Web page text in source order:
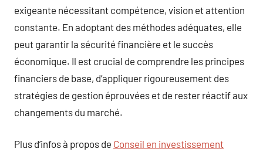
exigeante nécessitant compétence, vision et attention
constante. En adoptant des méthodes adéquates, elle
peut garantir la sécurité financière et le succès
économique. Il est crucial de comprendre les principes
financiers de base, d’appliquer rigoureusement des
stratégies de gestion éprouvées et de rester réactif aux
changements du marché.
Plus d’infos à propos de Conseil en investissement